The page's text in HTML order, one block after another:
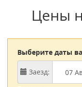
к каждому
здравницы
Кроме лечения
и забот.
Цены
Выберите даты
Заезд: